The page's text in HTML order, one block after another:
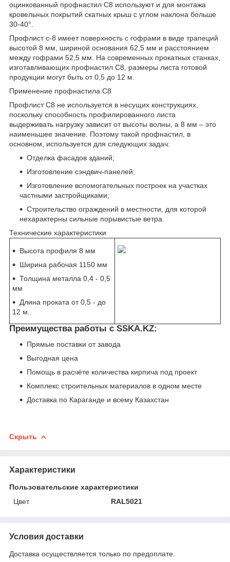
оцинкованный профнастил С8 используют и для монтажа
кровельных покрытий скатных крыш с углом наклона больше
30-40°.
Профлист c-8 имеет поверхность с гофрами в виде трапеций
высотой 8 мм, шириной основания 62,5 мм и расстоянием
между гофрами 52,5 мм. На современных прокатных станках,
изготавливающих профнастил С8, размеры листа готовой
продукции могут быть от 0,5 до 12 м.
Применение профнастила С8
Профлист С8 не используется в несущих конструкциях,
поскольку способность профилированного листа
выдерживать нагрузку зависит от высоты волны, а 8 мм – это
наименьшее значение. Поэтому такой профнастил, в
основном, используется для следующих задач:
Отделка фасадов зданий;
Изготовление сэндвич-панелей;
Изготовление вспомогательных построек на участках
частными застройщиками;
Строительство ограждений в местности, для которой
нехарактерны сильные порывистые ветра.
Технические характеристики
Высота профиля 8 мм
Ширина рабочая 1150 мм
Толщина металла 0,4 - 0,5
мм
Длина проката от 0,5 - до
12 м..
Преимущества работы с SSKA.KZ:
Прямые поставки от завода
Выгодная цена
Помощь в расчёте количества кирпича под проект
Комплекс строительных материалов в одном месте
Доставка по Караганде и всему Казахстан
Скрыть
Характеристики
Пользовательские характеристики
Цвет
RAL5021
Условия доставки
Доставка осуществляется только по предоплате.